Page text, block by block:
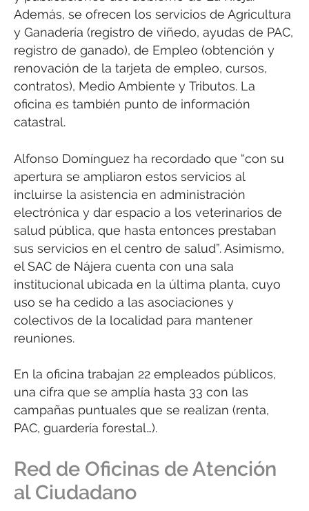
Además, se ofrecen los servicios de Agricultura
y Ganadería (registro de viñedo, ayudas de PAC,
registro de ganado), de Empleo (obtención y
renovación de la tarjeta de empleo, cursos,
contratos), Medio Ambiente y Tributos. La
oficina es también punto de información
catastral.
Alfonso Domínguez ha recordado que “con su
apertura se ampliaron estos servicios al
incluirse la asistencia en administración
electrónica y dar espacio a los veterinarios de
salud pública, que hasta entonces prestaban
sus servicios en el centro de salud”. Asimismo,
el SAC de Nájera cuenta con una sala
institucional ubicada en la última planta, cuyo
uso se ha cedido a las asociaciones y
colectivos de la localidad para mantener
reuniones.
En la oficina trabajan 22 empleados públicos,
una cifra que se amplía hasta 33 con las
campañas puntuales que se realizan (renta,
PAC, guardería forestal…).
Red de Oficinas de Atención
al Ciudadano